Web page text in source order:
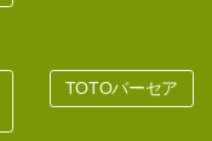
TOTOバーセア